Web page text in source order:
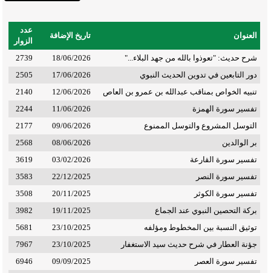
العنوان تاريخ الإضافة
عدد
الزوار
شرح حديث: "تعوذوا بالله من جهد البلاء..."
18/06/2026
2739
دور التابعين في تدوين الحديث النبوي
17/06/2026
2505
تنبيه الخواص بمناقب عبدالله بن عمرو بن العاص
12/06/2026
2140
تفسير سورة الهمزة
11/06/2026
2244
التوسل المشروع والتوسل الممنوع
09/06/2026
2177
بر الوالدين
08/06/2026
2568
تفسير سورة القارعة
03/02/2026
3619
تفسير سورة النصر
22/12/2025
3583
تفسير سورة الكوثر
20/11/2025
3508
بركة التحصين النبوي عند الجماع
19/11/2025
3982
توثيق النسبة بين المخطوط ومؤلفه
23/10/2025
5681
جؤنة العطار في شرح حديث سيد الاستغفار
23/10/2025
7967
تفسير سورة العصر
09/09/2025
6946